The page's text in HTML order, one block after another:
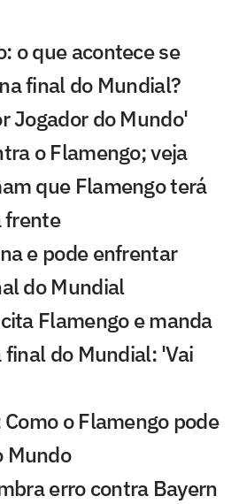
o que acontece se
final do Mundial?
Jogador do Mundo'
o Flamengo; veja
que Flamengo terá
frente
e pode enfrentar
do Mundial
Flamengo e manda
do Mundial: 'Vai
o Flamengo pode
Mundo
erro contra Bayern